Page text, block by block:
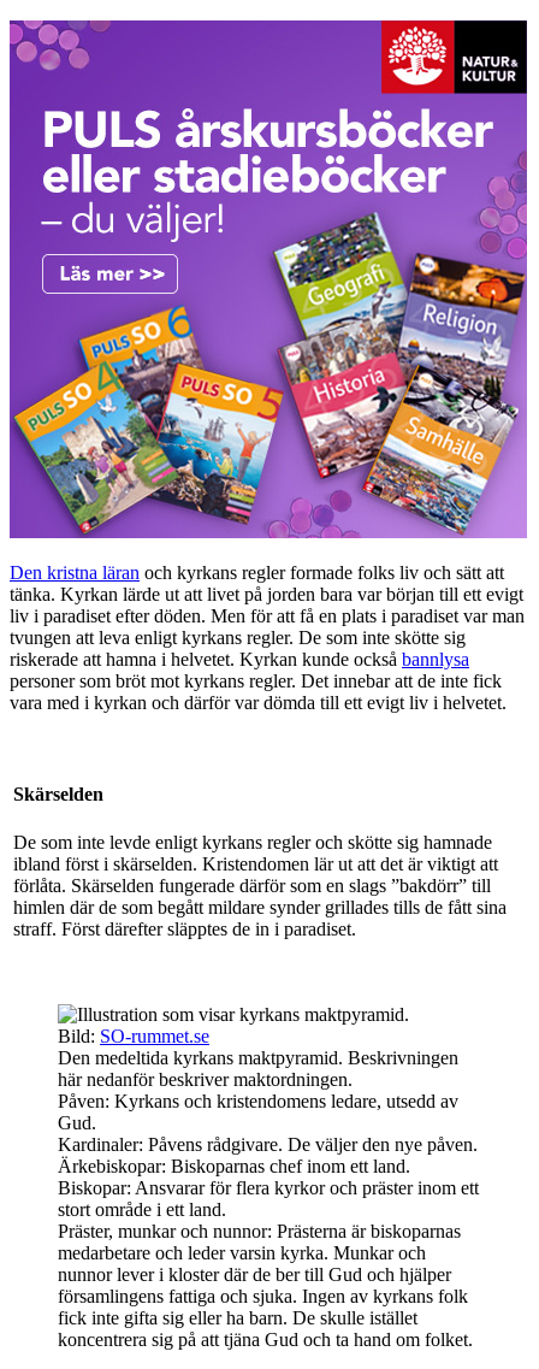
Den kristna läran och kyrkans regler formade folks liv och sätt att
tänka. Kyrkan lärde ut att livet på jorden bara var början till ett evigt
liv i paradiset efter döden. Men för att få en plats i paradiset var man
tvungen att leva enligt kyrkans regler. De som inte skötte sig
riskerade att hamna i helvetet. Kyrkan kunde också bannlysa
personer som bröt mot kyrkans regler. Det innebar att de inte fick
vara med i kyrkan och därför var dömda till ett evigt liv i helvetet.
Skärselden
De som inte levde enligt kyrkans regler och skötte sig hamnade
ibland först i skärselden. Kristendomen lär ut att det är viktigt att
förlåta. Skärselden fungerade därför som en slags ”bakdörr” till
himlen där de som begått mildare synder grillades tills de fått sina
straff. Först därefter släpptes de in i paradiset.
Bild: SO-rummet.se
Den medeltida kyrkans maktpyramid. Beskrivningen
här nedanför beskriver maktordningen.
Påven: Kyrkans och kristendomens ledare, utsedd av
Gud.
Kardinaler: Påvens rådgivare. De väljer den nye påven.
Ärkebiskopar: Biskoparnas chef inom ett land.
Biskopar: Ansvarar för flera kyrkor och präster inom ett
stort område i ett land.
Präster, munkar och nunnor: Prästerna är biskoparnas
medarbetare och leder varsin kyrka. Munkar och
nunnor lever i kloster där de ber till Gud och hjälper
församlingens fattiga och sjuka. Ingen av kyrkans folk
fick inte gifta sig eller ha barn. De skulle istället
koncentrera sig på att tjäna Gud och ta hand om folket.